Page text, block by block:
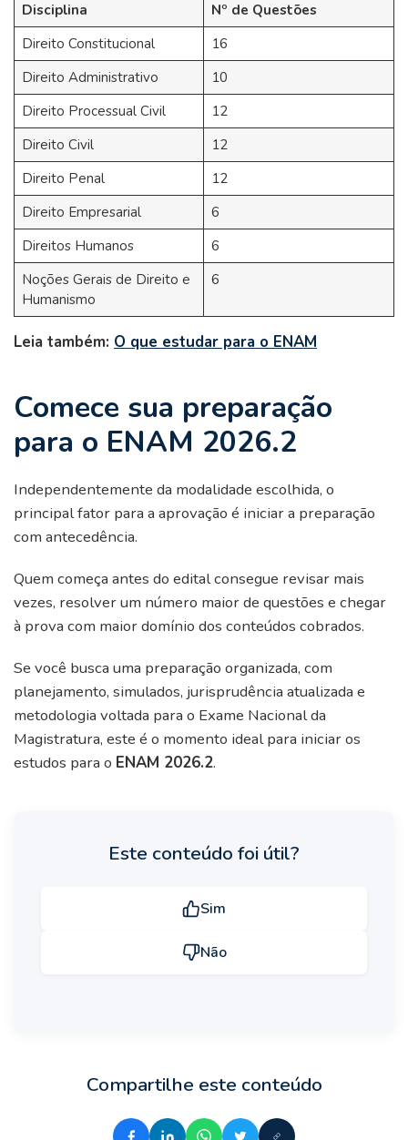
Disciplina
Nº de Questões
Direito Constitucional
16
Direito Administrativo
10
Direito Processual Civil
12
Direito Civil
12
Direito Penal
12
Direito Empresarial
6
Direitos Humanos
6
Noções Gerais de Direito e
Humanismo
6
Leia também: O que estudar para o ENAM
Comece sua preparação
para o ENAM 2026.2
Independentemente da modalidade escolhida, o
principal fator para a aprovação é iniciar a preparação
com antecedência.
Quem começa antes do edital consegue revisar mais
vezes, resolver um número maior de questões e chegar
à prova com maior domínio dos conteúdos cobrados.
Se você busca uma preparação organizada, com
planejamento, simulados, jurisprudência atualizada e
metodologia voltada para o Exame Nacional da
Magistratura, este é o momento ideal para iniciar os
estudos para o ENAM 2026.2.
Este conteúdo foi útil?
Sim
Não
Compartilhe este conteúdo